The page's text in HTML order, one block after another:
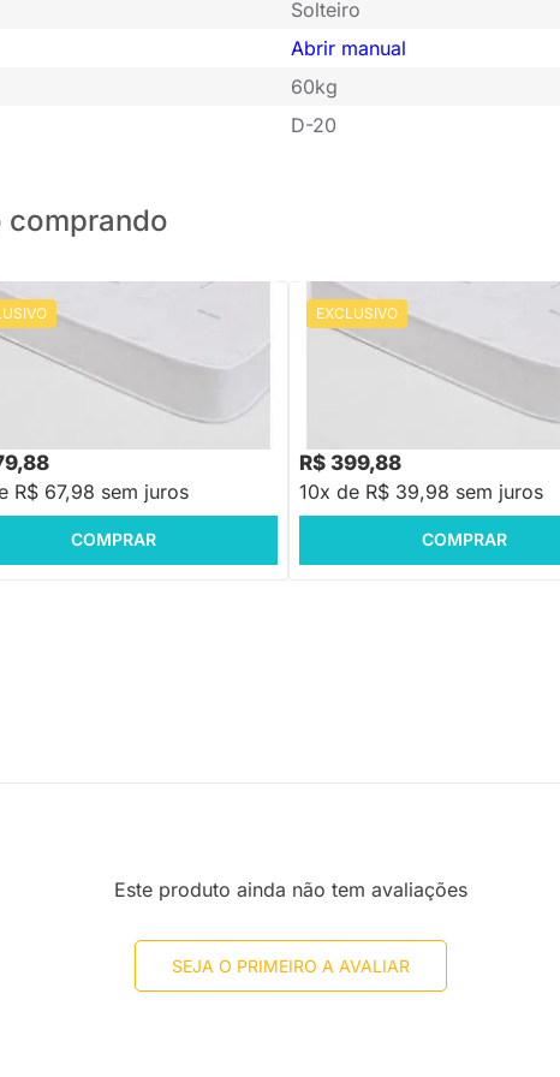
Solteiro
Abrir manual
60kg
D-20
comprando
PRONTA ENTREGA
de Espuma Plummi Solteiro
D26
R$ 67,98 sem juros
COMPRAR
EXCLUSIVO PRONTA ENTREGA
Colchão de Espuma Plummi
78cmx1,88mx12cm D20
R$ 399,88
10x de R$ 39,98 sem juros
COMPRAR
Este produto ainda não tem avaliações
SEJA O PRIMEIRO A AVALIAR